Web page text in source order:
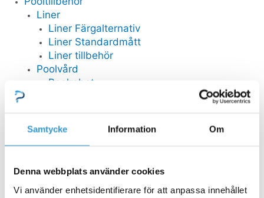
Samtycke Information Om
Denna webbplats använder cookies
Vi använder enhetsidentifierare för att anpassa innehållet
Liner
Liner Färgalternativ
Liner Standardmått
Liner tillbehör
Poolvård
Poolrobot
Poolvårdsutrustning
Jet-Stream
Pooltrappa